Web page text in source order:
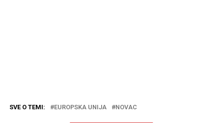
SVE O TEMI: EUROPSKA UNIJA NOVAC